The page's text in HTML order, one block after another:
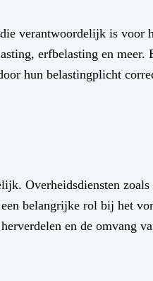
verantwoordelijk is voor
erfbelasting en meer.
hun belastingplicht
Overheidsdiensten zoals
belangrijke rol bij het
en de omvang